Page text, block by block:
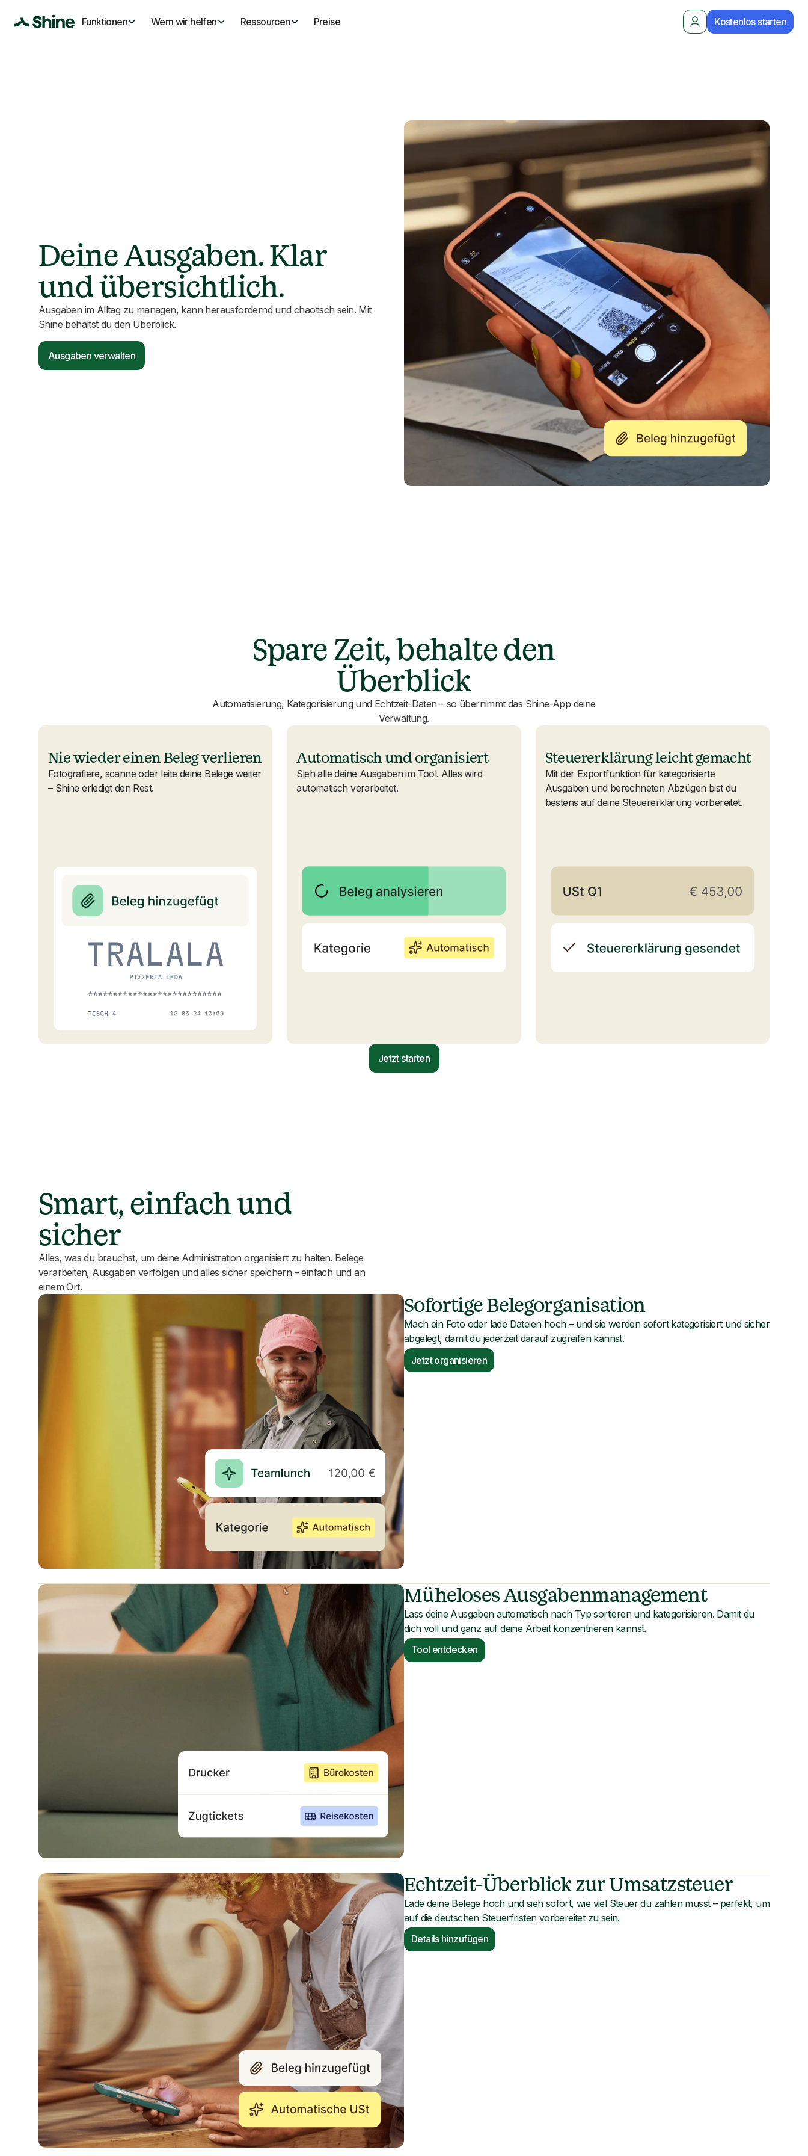
Funktionen Wem wir helfen Ressourcen Preise Kostenlos starten
Deine Ausgaben. Klar
und übersichtlich.
Ausgaben im Alltag zu managen, kann herausfordernd und chaotisch sein. Mit
Shine behältst du den Überblick.
Ausgaben verwalten
Spare Zeit, behalte den
Überblick
Automatisierung, Kategorisierung und Echtzeit-Daten – so übernimmt das Shine-App deine
Verwaltung.
Nie wieder einen Beleg verlieren
Fotografiere, scanne oder leite deine Belege weiter
– Shine erledigt den Rest.
Automatisch und organisiert
Sieh alle deine Ausgaben im Tool. Alles wird
automatisch verarbeitet.
Steuererklärung leicht gemacht
Mit der Exportfunktion für kategorisierte
Ausgaben und berechneten Abzügen bist du
bestens auf deine Steuererklärung vorbereitet.
Jetzt starten
Smart, einfach und
sicher
Alles, was du brauchst, um deine Administration organisiert zu halten. Belege
verarbeiten, Ausgaben verfolgen und alles sicher speichern – einfach und an
einem Ort.
Sofortige Belegorganisation
Mach ein Foto oder lade Dateien hoch – und sie werden sofort kategorisiert und sicher
abgelegt, damit du jederzeit darauf zugreifen kannst.
Jetzt organisieren
Müheloses Ausgabenmanagement
Lass deine Ausgaben automatisch nach Typ sortieren und kategorisieren. Damit du
dich voll und ganz auf deine Arbeit konzentrieren kannst.
Tool entdecken
Echtzeit-Überblick zur Umsatzsteuer
Lade deine Belege hoch und sieh sofort, wie viel Steuer du zahlen musst – perfekt, um
auf die deutschen Steuerfristen vorbereitet zu sein.
Details hinzufügen